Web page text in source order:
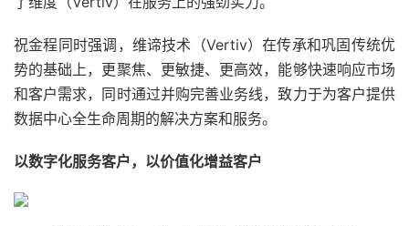
祝金程同时强调，维谛技术（Vertiv）在传承和巩固传统优
势的基础上，更聚焦、更敏捷、更高效，能够快速响应市场
和客户需求，同时通过并购完善业务线，致力于为客户提供
数据中心全生命周期的解决方案和服务。
以数字化服务客户，以价值化增益客户